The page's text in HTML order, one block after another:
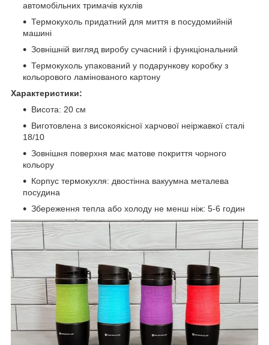
автомобільних тримачів кухлів
Термокухоль придатний для миття в посудомийній
машині
Зовнішній вигляд виробу сучасний і функціональний
Термокухоль упакований у подарункову коробку з
кольорового ламінованого картону
Характеристики:
Висота: 20 см
Виготовлена з високоякісної харчової неіржавкої сталі
18/10
Зовнішня поверхня має матове покриття чорного
кольору
Корпус термокухля: двостінна вакуумна металева
посудина
Збереження тепла або холоду не менш ніж: 5-6 годин